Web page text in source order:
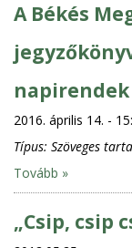
A Békés
napirendek
2016. április 14. -
Típus: Szöveges
Tovább »
„Csip, csip